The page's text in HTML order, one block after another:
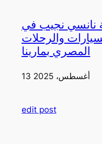
نانسي نجيب في
والرحلات
المصري بمارينا
13 أغسطس، 2025
edit post